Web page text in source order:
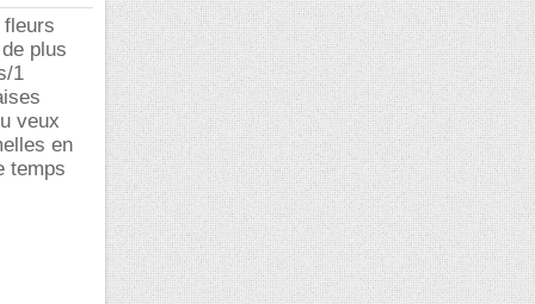
fleurs
plus
1
veux
en
temps